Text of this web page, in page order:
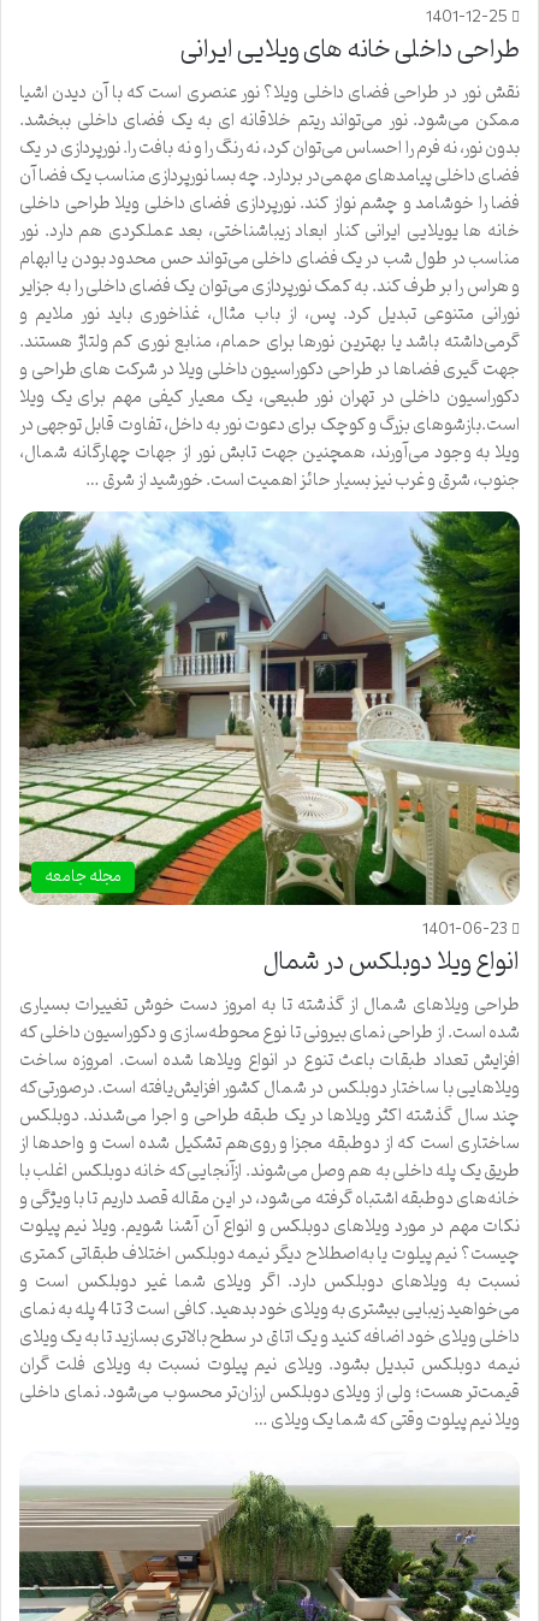
1401-12-25
طراحی داخلی خانه های ویلایی ایرانی
نقش نور در طراحی فضای داخلی ویلا؟ نور عنصری است که با آن دیدن اشیا
ممکن می‌شود. نور می‌تواند ریتم خلاقانه ای به یک فضای داخلی ببخشد.
بدون نور، نه فرم را احساس می‌توان کرد، نه رنگ را و نه بافت را. نورپردازی در یک
فضای داخلی پیامدهای مهمی‌در بردارد. چه بسا نورپردازی مناسب یک فضا آن
فضا را خوشامد و چشم نواز کند. نورپردازی فضای داخلی ویلا طراحی داخلی
خانه ها یویلایی ایرانی کنار ابعاد زیباشناختی، بعد عملکردی هم دارد. نور
مناسب در طول شب در یک فضای داخلی می‌تواند حس محدود بودن یا ابهام
و هراس را بر طرف کند. به کمک نورپردازی می‌توان یک فضای داخلی را به جزایر
نورانی متنوعی تبدیل کرد. پس، از باب مثال، غذاخوری باید نور ملایم و
گرمی‌داشته باشد یا بهترین نورها برای حمام، منابع نوری کم ولتاژ هستند.
جهت گیری فضاها در طراحی دکوراسیون داخلی ویلا در شرکت های طراحی و
دکوراسیون داخلی در تهران نور طبیعی، یک معیار کیفی مهم برای یک ویلا
است.بازشوهای بزرگ و کوچک برای دعوت نور به داخل، تفاوت قابل توجهی در
ویلا به وجود می‌آورند، همچنین جهت تابش نور از جهات چهارگانه شمال،
جنوب، شرق و غرب نیز بسیار حائز اهمیت است. خورشید از شرق …
مجله جامعه
1401-06-23
انواع ویلا دوبلکس در شمال
طراحی ویلاهای شمال از گذشته تا به امروز دست خوش تغییرات بسیاری
شده است. از طراحی نمای بیرونی تا نوع محوطه‌سازی و دکوراسیون داخلی که
افزایش تعداد طبقات باعث تنوع در انواع ویلاها شده است. امروزه ساخت
ویلاهایی با ساختار دوبلکس در شمال کشور افزایش‌یافته است. درصورتی‌که
چند سال گذشته اکثر ویلاها در یک طبقه طراحی و اجرا می‌شدند. دوبلکس
ساختاری است که از دوطبقه مجزا و روی‌هم تشکیل شده است و واحدها از
طریق یک پله داخلی به هم وصل می‌شوند. ازآنجایی‌که خانه دوبلکس اغلب با
خانه‌های دوطبقه اشتباه گرفته می‌شود، در این مقاله قصد داریم تا با ویژگی و
نکات مهم در مورد ویلاهای دوبلکس و انواع آن آشنا شویم. ویلا نیم پیلوت
چیست؟ نیم پیلوت یا به‌اصطلاح دیگر نیمه دوبلکس اختلاف طبقاتی کمتری
نسبت به ویلاهای دوبلکس دارد. اگر ویلای شما غیر دوبلکس است و
می‌خواهید زیبایی بیشتری به ویلای خود بدهید. کافی است 3 تا 4 پله به نمای
داخلی ویلای خود اضافه کنید و یک اتاق در سطح بالاتری بسازید تا به یک ویلای
نیمه دوبلکس تبدیل بشود. ویلای نیم پیلوت نسبت به ویلای فلت گران
قیمت‌تر هست؛ ولی از ویلای دوبلکس ارزان‌تر محسوب می‌شود. نمای داخلی
ویلا نیم پیلوت وقتی که شما یک ویلای …